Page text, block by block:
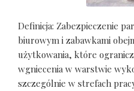
Definicja: Zabezpieczenie
biurowym i zabawkami
użytkowania, które
wgniecenia w warstwie
szczególnie w strefach